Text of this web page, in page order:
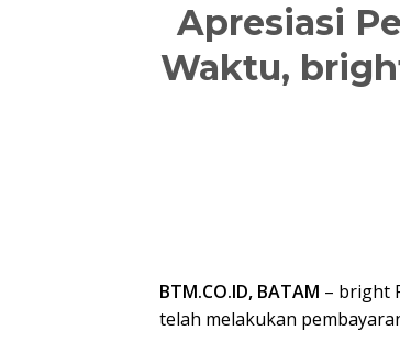
Apresiasi
Waktu,
BTM.CO.ID, BATAM – bright
telah melakukan